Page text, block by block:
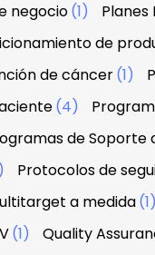
negocio(1) Planes
de
de cáncer(1)
(4)
de Soporte
Protocolos de
a medida(1)
(1) Quality